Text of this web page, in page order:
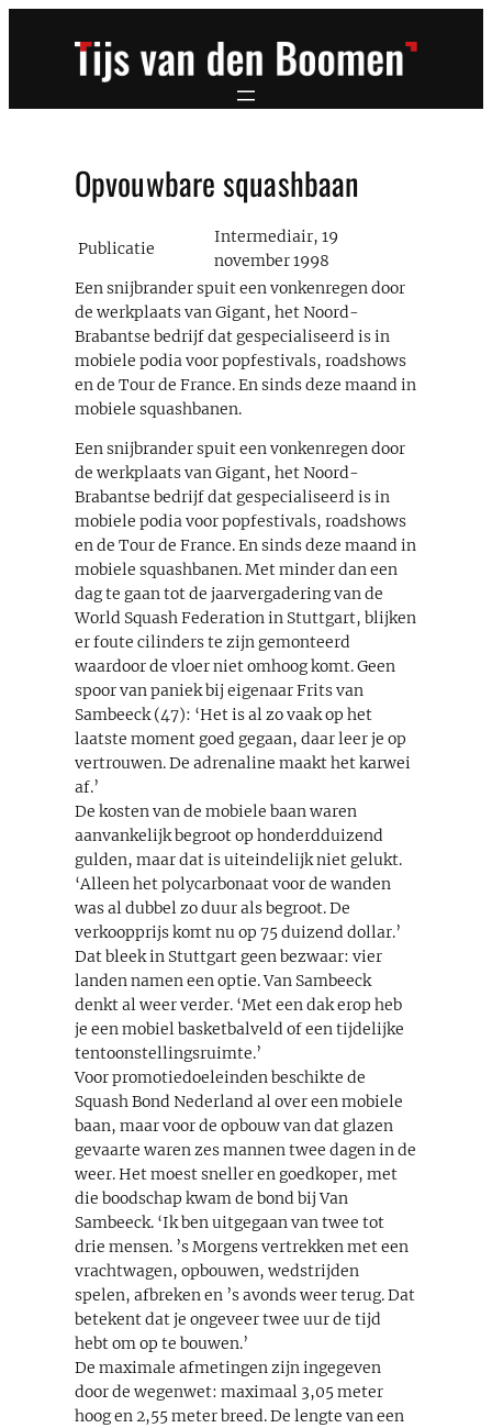
Opvouwbare squashbaan
Publicatie
Intermediair, 19
november 1998
Een snijbrander spuit een vonkenregen door
de werkplaats van Gigant, het Noord-
Brabantse bedrijf dat gespecialiseerd is in
mobiele podia voor popfestivals, roadshows
en de Tour de France. En sinds deze maand in
mobiele squashbanen.
Een snijbrander spuit een vonkenregen door
de werkplaats van Gigant, het Noord-
Brabantse bedrijf dat gespecialiseerd is in
mobiele podia voor popfestivals, roadshows
en de Tour de France. En sinds deze maand in
mobiele squashbanen. Met minder dan een
dag te gaan tot de jaarvergadering van de
World Squash Federation in Stuttgart, blijken
er foute cilinders te zijn gemonteerd
waardoor de vloer niet omhoog komt. Geen
spoor van paniek bij eigenaar Frits van
Sambeeck (47): ‘Het is al zo vaak op het
laatste moment goed gegaan, daar leer je op
vertrouwen. De adrenaline maakt het karwei
af.’
De kosten van de mobiele baan waren
aanvankelijk begroot op honderdduizend
gulden, maar dat is uiteindelijk niet gelukt.
‘Alleen het polycarbonaat voor de wanden
was al dubbel zo duur als begroot. De
verkoopprijs komt nu op 75 duizend dollar.’
Dat bleek in Stuttgart geen bezwaar: vier
landen namen een optie. Van Sambeeck
denkt al weer verder. ‘Met een dak erop heb
je een mobiel basketbalveld of een tijdelijke
tentoonstellingsruimte.’
Voor promotiedoeleinden beschikte de
Squash Bond Nederland al over een mobiele
baan, maar voor de opbouw van dat glazen
gevaarte waren zes mannen twee dagen in de
weer. Het moest sneller en goedkoper, met
die boodschap kwam de bond bij Van
Sambeeck. ‘Ik ben uitgegaan van twee tot
drie mensen. ’s Morgens vertrekken met een
vrachtwagen, opbouwen, wedstrijden
spelen, afbreken en ’s avonds weer terug. Dat
betekent dat je ongeveer twee uur de tijd
hebt om op te bouwen.’
De maximale afmetingen zijn ingegeven
door de wegenwet: maximaal 3,05 meter
hoog en 2,55 meter breed. De lengte van een